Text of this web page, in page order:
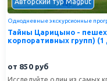
Авторский тур Magput
Однодневные экскурсионные
Тайны Царицыно -
корпоративных групп) (1
от 850 руб
Исследуйте один из самых